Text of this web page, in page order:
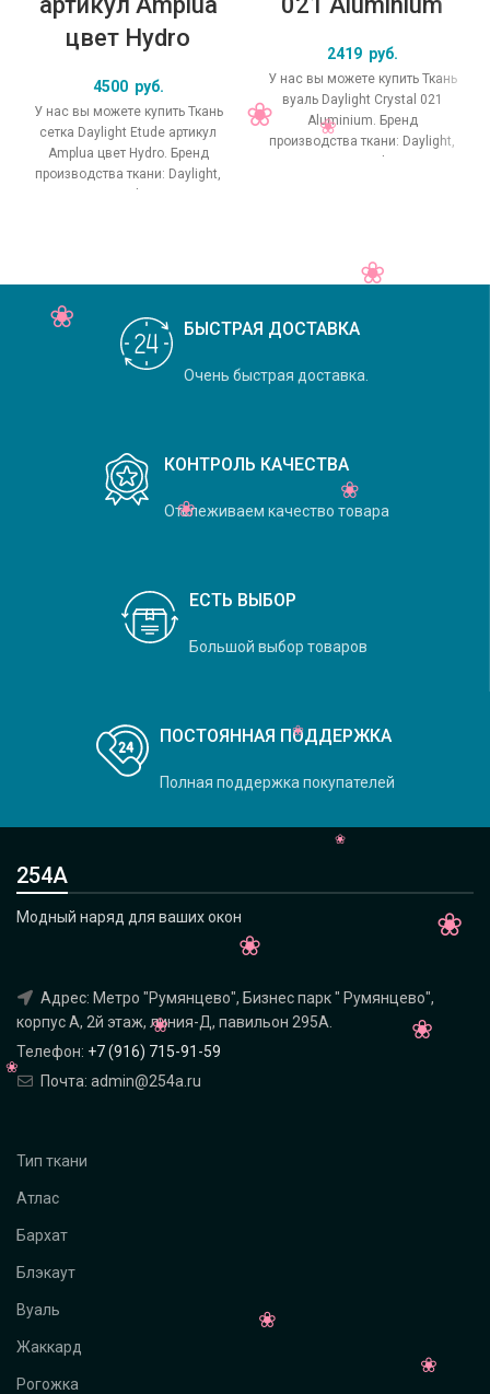
цвет Hydro
4500 руб.
У нас вы можете купить Ткань
сетка Daylight Etude артикул
Amplua цвет Hydro. Бренд
производства ткани: Daylight,
коллекция Etude, основной
2419 руб.
У нас вы можете купить Ткань
вуаль Daylight Crystal 021
Aluminium. Бренд
производства ткани: Daylight,
коллекция Crystal, основной
БЫСТРАЯ ДОСТАВКА
Очень быстрая доставка.
КОНТРОЛЬ КАЧЕСТВА
Отслеживаем качество товара
ЕСТЬ ВЫБОР
Большой выбор товаров
ПОСТОЯННАЯ ПОДДЕРЖКА
Полная поддержка покупателей
254А
Модный наряд для ваших окон
Адрес: Метро "Румянцево", Бизнес парк " Румянцево",
корпус А, 2й этаж, линия-Д, павильон 295A.
Телефон: +7 (916) 715-91-59
Почта: admin@254a.ru
Тип ткани
Атлас
Бархат
Блэкаут
Вуаль
Жаккард
Рогожка